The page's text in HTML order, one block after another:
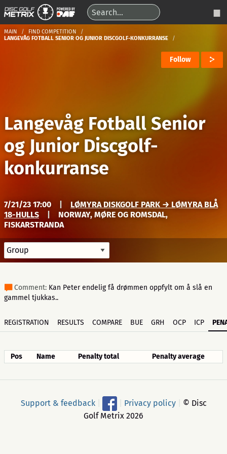
MAIN
FIND COMPETITION
LANGEVÅG FOTBALL SENIOR OG JUNIOR DISCGOLF-KONKURRANSE
Follow
Langevåg Fotball Senior
og Junior Discgolf-
konkurranse
7/21/23 17:00
LØMYRA DISKGOLF PARK → LØMYRA BLÅ
18-HULLS
NORWAY, MØRE OG ROMSDAL,
FISKARSTRANDA
Comment: Kan Peter endelig få drømmen oppfylt om å slå en
gammel tjukkas..
REGISTRATION RESULTS COMPARE BUE GRH OCP ICP
Pos Name Penalty total Penalty average
Support & feedback Privacy policy
© Disc
Golf Metrix 2026